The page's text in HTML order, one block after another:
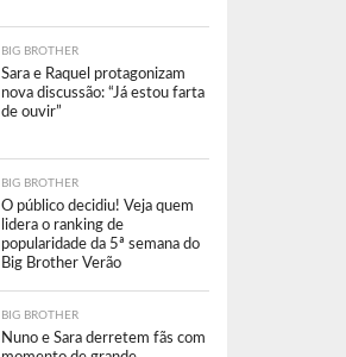
BIG BROTHER
Sara e Raquel protagonizam
nova discussão: “Já estou farta
de ouvir”
BIG BROTHER
O público decidiu! Veja quem
lidera o ranking de
popularidade da 5ª semana do
Big Brother Verão
BIG BROTHER
Nuno e Sara derretem fãs com